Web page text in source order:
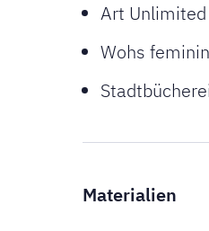
Art Unlimited
Wohs
Stadtbücherei
Materialien